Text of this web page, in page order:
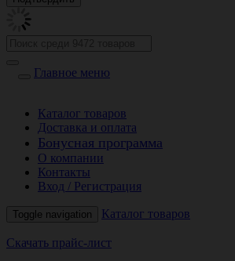
Главное меню
Каталог товаров
Доставка и оплата
Бонусная программа
О компании
Контакты
Вход / Регистрация
Toggle navigation Каталог товаров
Скачать прайс-лист